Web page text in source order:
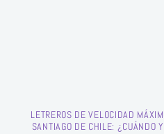
LETREROS DE VELOCIDAD
SANTIAGO DE CHILE: ¿CUÁNDO